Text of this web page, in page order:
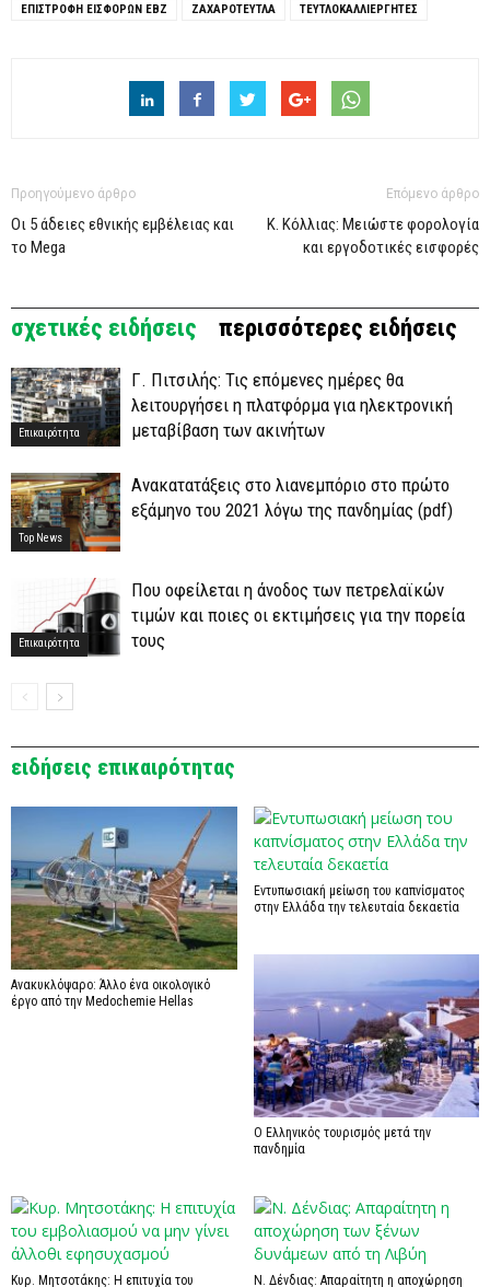
ΕΠΙΣΤΡΟΦΗ ΕΙΣΦΟΡΩΝ ΕΒΖ
ΖΑΧΑΡΟΤΕΥΤΛΑ ΤΕΥΤΛΟΚΑΛΛΙΕΡΓΗΤΕΣ
Προηγούμενο άρθρο
Οι 5 άδειες εθνικής εμβέλειας και
το Mega
Επόμενο άρθρο
Κ. Κόλλιας: Μειώστε φορολογία
και εργοδοτικές εισφορές
σχετικές ειδήσεις περισσότερες ειδήσεις
Επικαιρότητα
Γ. Πιτσιλής: Τις επόμενες ημέρες θα
λειτουργήσει η πλατφόρμα για ηλεκτρονική
μεταβίβαση των ακινήτων
Top News
Ανακατατάξεις στο λιανεμπόριο στο πρώτο
εξάμηνο του 2021 λόγω της πανδημίας (pdf)
Επικαιρότητα
Που οφείλεται η άνοδος των πετρελαϊκών
τιμών και ποιες οι εκτιμήσεις για την πορεία
τους
ειδήσεις επικαιρότητας
Ανακυκλόψαρο: Άλλο ένα οικολογικό
έργο από την Medochemie Hellas
Εντυπωσιακή μείωση του καπνίσματος
στην Ελλάδα την τελευταία δεκαετία
Ο Ελληνικός τουρισμός μετά την
πανδημία
Κυρ. Μητσοτάκης: Η επιτυχία του Ν. Δένδιας: Απαραίτητη η αποχώρηση